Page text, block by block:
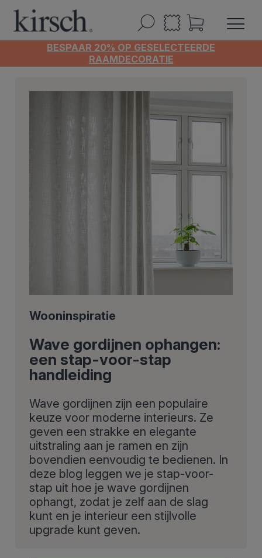
BESPAAR 20% OP GESELECTEERDE
RAAMDECORATIE
Wooninspiratie
Wave gordijnen ophangen:
een stap-voor-stap
handleiding
Wave gordijnen zijn een populaire
keuze voor moderne interieurs. Ze
geven een strakke en elegante
uitstraling aan je ramen en zijn
bovendien eenvoudig te bedienen. In
deze blog leggen we je stap-voor-
stap uit hoe je wave gordijnen
ophangt, zodat je zelf aan de slag
kunt en je interieur een stijlvolle
upgrade kunt geven.